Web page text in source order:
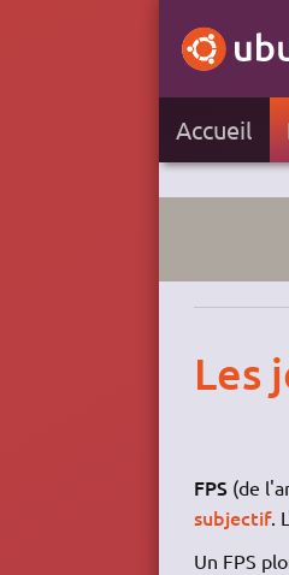
Accueil
Les
FPS(de
subjectif.
Un FPS